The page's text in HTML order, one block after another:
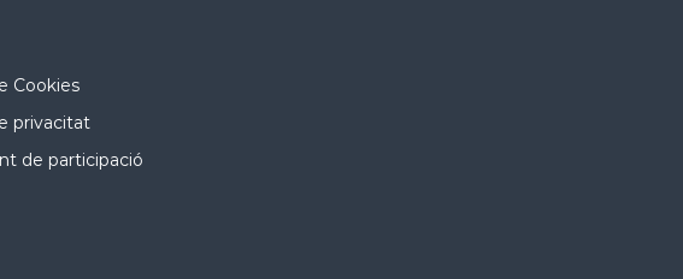
Cookies
privacitat
de participació